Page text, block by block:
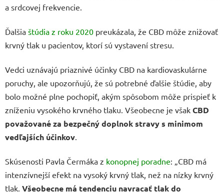
a srdcovej frekvencie.
Ďalšia štúdia z roku 2020 preukázala, že CBD môže znižovať
krvný tlak u pacientov, ktorí sú vystavení stresu.
Vedci uznávajú priaznivé účinky CBD na kardiovaskulárne
poruchy, ale upozorňujú, že sú potrebné ďalšie štúdie, aby
bolo možné plne pochopiť, akým spôsobom môže prispieť k
zníženiu vysokého krvného tlaku. Všeobecne je však CBD
považované za bezpečný doplnok stravy s minimom
vedľajších účinkov
Skúsenosti Pavla Čermáka z konopnej poradne: „CBD má
intenzívnejší efekt na vysoký krvný tlak, než na nízky krvný
tlak. Všeobecne má tendenciu navracať tlak do